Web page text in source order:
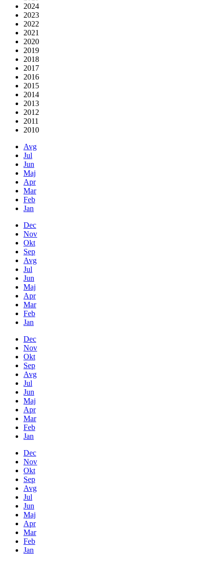
2024
2023
2022
2021
2020
2019
2018
2017
2016
2015
2014
2013
2012
2011
2010
Avg
Jul
Jun
Maj
Apr
Mar
Feb
Jan
Dec
Nov
Okt
Sep
Avg
Jul
Jun
Maj
Apr
Mar
Feb
Jan
Dec
Nov
Okt
Sep
Avg
Jul
Jun
Maj
Apr
Mar
Feb
Jan
Dec
Nov
Okt
Sep
Avg
Jul
Jun
Maj
Apr
Mar
Feb
Jan